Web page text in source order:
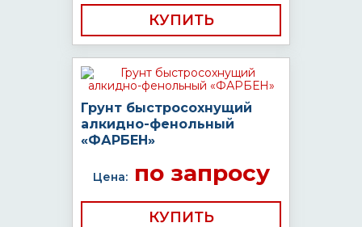
КУПИТЬ
Грунт быстросохнущий
алкидно-фенольный
«ФАРБЕН»
Цена:по запросу
КУПИТЬ